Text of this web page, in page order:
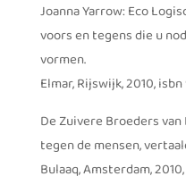
Joanna Yarrow: Eco
voors en tegens die u
vormen.
Elmar, Rijswijk, 2010,
De Zuivere Broeders van
tegen de mensen,
Bulaaq, Amsterdam,